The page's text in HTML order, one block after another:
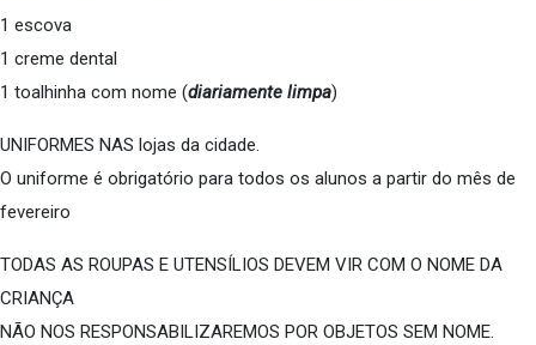
1 escova
1 creme dental
1 toalhinha com nome (diariamente limpa)
UNIFORMES NAS lojas da cidade.
O uniforme é obrigatório para todos os alunos a partir do mês de
fevereiro
TODAS AS ROUPAS E UTENSÍLIOS DEVEM VIR COM O NOME DA
CRIANÇA
NÃO NOS RESPONSABILIZAREMOS POR OBJETOS SEM NOME.